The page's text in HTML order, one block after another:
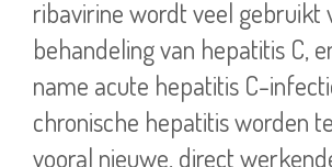
ribavirine wordt veel gebruikt
behandeling van hepatitis C,
name acute hepatitis C-
chronische hepatitis worden
vooral nieuwe, direct